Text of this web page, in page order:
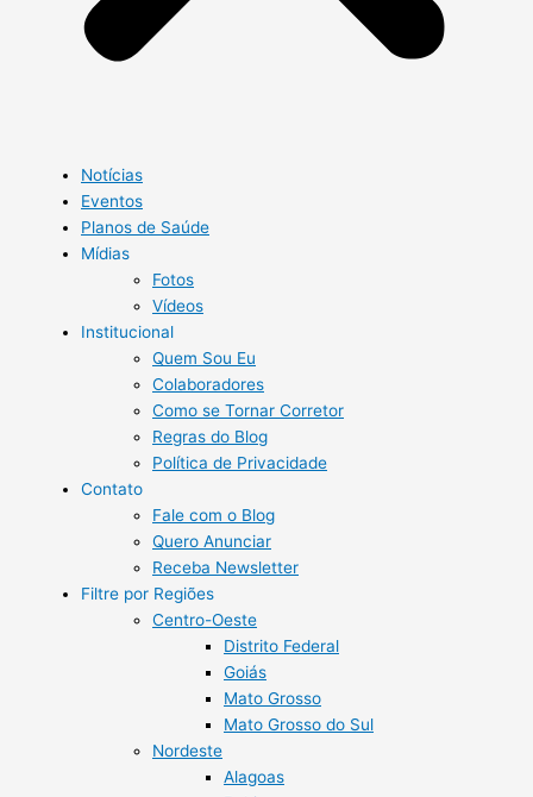
Notícias
Eventos
Planos de Saúde
Mídias
Fotos
Vídeos
Institucional
Quem Sou Eu
Colaboradores
Como se Tornar Corretor
Regras do Blog
Política de Privacidade
Contato
Fale com o Blog
Quero Anunciar
Receba Newsletter
Filtre por Regiões
Centro-Oeste
Distrito Federal
Goiás
Mato Grosso
Mato Grosso do Sul
Nordeste
Alagoas